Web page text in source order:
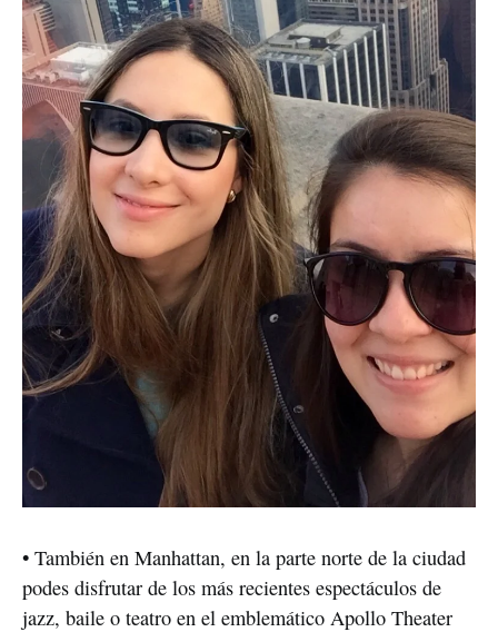
• También en Manhattan, en la parte norte de la ciudad
podes disfrutar de los más recientes espectáculos de
jazz, baile o teatro en el emblemático Apollo Theater